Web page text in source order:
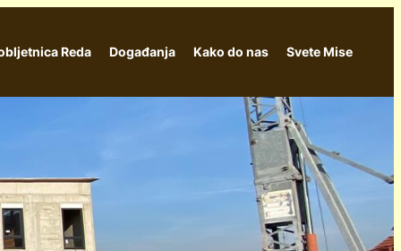
Reda Događanja Kako do nas Svete Mise